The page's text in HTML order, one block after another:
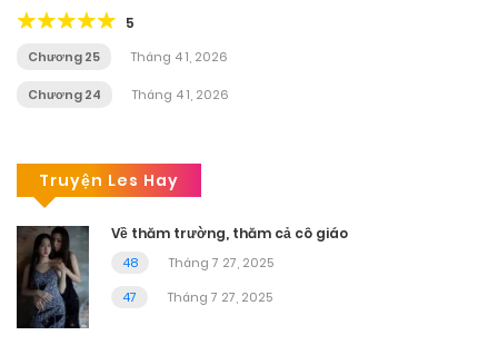
5
Chương 25 Tháng 4 1, 2026
Chương 24 Tháng 4 1, 2026
Truyện Les Hay
Về thăm trường, thăm cả cô giáo
48
Tháng 7 27, 2025
47
Tháng 7 27, 2025